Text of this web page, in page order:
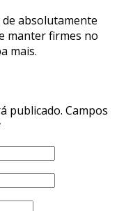
absolutamente
manter firmes no
mais.
publicado. Campos